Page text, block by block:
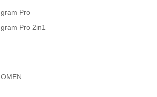
gram Pro
gram Pro 2in1
OMEN